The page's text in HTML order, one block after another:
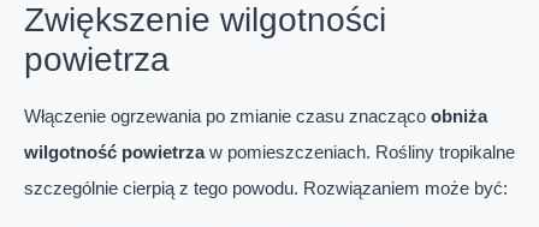
Zwiększenie wilgotności
powietrza
Włączenie ogrzewania po zmianie czasu znacząco obniża
wilgotność powietrzaw pomieszczeniach. Rośliny tropikalne
szczególnie cierpią z tego powodu. Rozwiązaniem może być: